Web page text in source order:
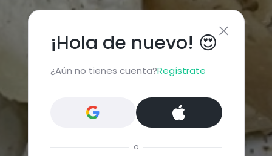
¡Hola de nuevo! 😍
¿Aún no tienes cuenta?Regístrate
o